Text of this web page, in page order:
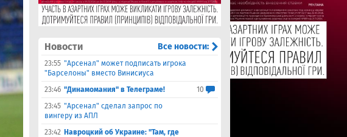
Новости Все новости:
23:55 "Арсенал" может подписать игрока
"Барселоны" вместо Винисиуса
23:46 "Динамомания" в Телеграме!
10
23:45 "Арсенал" сделал запрос по
вингеру из АПЛ
23:42 Навроцкий об Украине: "Там, где